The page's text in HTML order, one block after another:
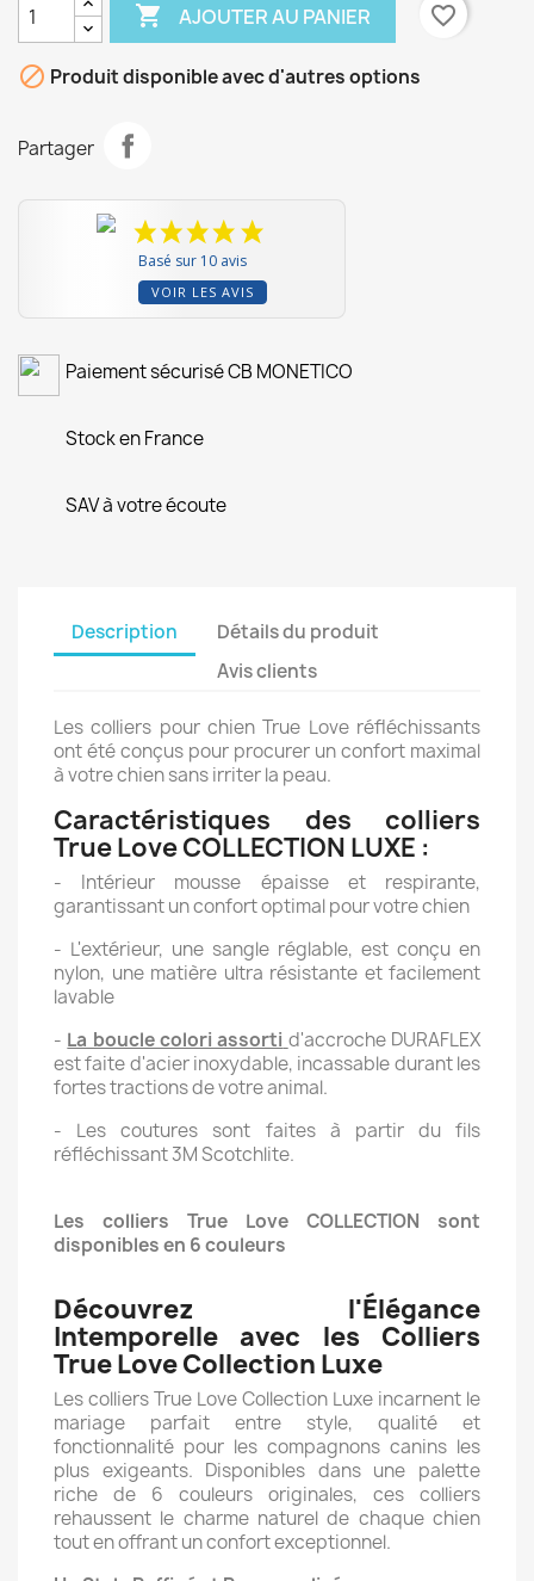
 AJOUTER AU PANIER favorite_border
 Produit disponible avec d'autres options
Partager
Basé sur 10 avis
VOIR LES AVIS
Paiement sécurisé CB MONETICO
Stock en France
SAV à votre écoute
Description
Détails du produit
Avis clients
Les colliers pour chien True Love réfléchissants
ont été conçus pour procurer un confort maximal
à votre chien sans irriter la peau.
Caractéristiques des colliers
True Love COLLECTION LUXE :
- Intérieur mousse épaisse et respirante,
garantissant un confort optimal pour votre chien
- L'extérieur, une sangle réglable, est conçu en
nylon, une matière ultra résistante et facilement
lavable
- La boucle colori assorti d'accroche DURAFLEX
est faite d'acier inoxydable, incassable durant les
fortes tractions de votre animal.
- Les coutures sont faites à partir du fils
réfléchissant 3M Scotchlite.
Les colliers True Love COLLECTION sont
disponibles en 6 couleurs
Découvrez l'Élégance
Intemporelle avec les Colliers
True Love Collection Luxe
Les colliers True Love Collection Luxe incarnent le
mariage parfait entre style, qualité et
fonctionnalité pour les compagnons canins les
plus exigeants. Disponibles dans une palette
riche de 6 couleurs originales, ces colliers
rehaussent le charme naturel de chaque chien
tout en offrant un confort exceptionnel.